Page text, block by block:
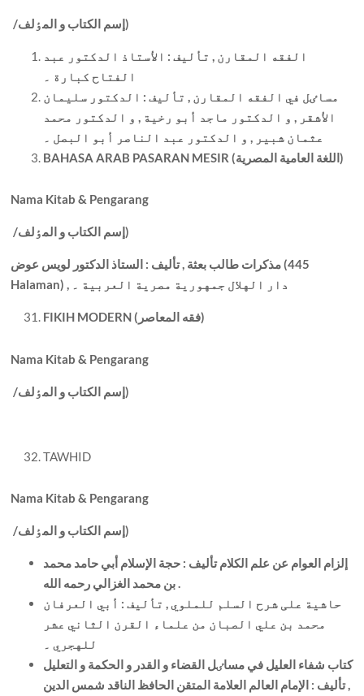
/ إسم الکتاب و المٶلف)
الفقه المقارن , تأليف : الأستاذ الدکتور عبد
الفتاح کبارة ۔
مساٸل في الفقه المقارن , تأليف : الدکتور سليمان
الأشقر , و الدکتور ماجد أبو رخية , و الدکتور محمد
عثمان شبير , و الدکتور عبد الناصر أبو البصل ۔
BAHASA ARAB PASARAN MESIR (
اللغة العامية المصرية)
Nama Kitab & Pengarang
/ إسم الکتاب و المٶلف)
مذکرات طالب بعثة , تأليف : الستاذ الدکتور لويس عوض (445
Halaman
) , دار الهلال جمهورية مصرية العربية ۔
FIKIH MODERN ( فقه المعاصر)
Nama Kitab & Pengarang
/ إسم الکتاب و المٶلف)
TAWHID
Nama Kitab & Pengarang
/ إسم الکتاب و المٶلف)
إلزام العوام عن علم الکلام تأليف : حجة الإسلام أبي حامد محمد
بن محمد الغزالي رحمه الله .
حاشية علی شرح السلم للملوي , تأليف : أبي العرفان
محمد بن علي الصبان من علماء القرن الثاني عشر
للهجري ۔
کتاب شفاء العليل في مساٸل القضاء و القدر و الحکمة و التعليل
, تأليف : الإمام العالم العلامة المتقن الحافظ الناقد شمس الدين